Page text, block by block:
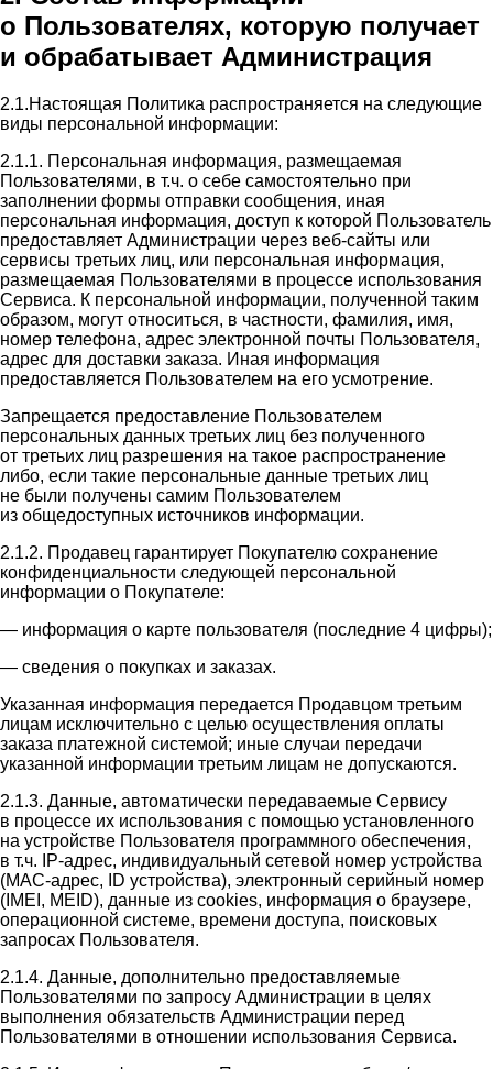
о Пользователях, которую получает
и обрабатывает Администрация
2.1.Настоящая Политика распространяется на следующие
виды персональной информации:
2.1.1. Персональная информация, размещаемая
Пользователями, в т.ч. о себе самостоятельно при
заполнении формы отправки сообщения, иная
персональная информация, доступ к которой Пользователь
предоставляет Администрации через веб-сайты или
сервисы третьих лиц, или персональная информация,
размещаемая Пользователями в процессе использования
Сервиса. К персональной информации, полученной таким
образом, могут относиться, в частности, фамилия, имя,
номер телефона, адрес электронной почты Пользователя,
адрес для доставки заказа. Иная информация
предоставляется Пользователем на его усмотрение.
Запрещается предоставление Пользователем
персональных данных третьих лиц без полученного
от третьих лиц разрешения на такое распространение
либо, если такие персональные данные третьих лиц
не были получены самим Пользователем
из общедоступных источников информации.
2.1.2. Продавец гарантирует Покупателю сохранение
конфиденциальности следующей персональной
информации о Покупателе:
— информация о карте пользователя (последние 4 цифры);
— сведения о покупках и заказах.
Указанная информация передается Продавцом третьим
лицам исключительно с целью осуществления оплаты
заказа платежной системой; иные случаи передачи
указанной информации третьим лицам не допускаются.
2.1.3. Данные, автоматически передаваемые Сервису
в процессе их использования с помощью установленного
на устройстве Пользователя программного обеспечения,
в т.ч. IP-адрес, индивидуальный сетевой номер устройства
(MAC-адрес, ID устройства), электронный серийный номер
(IMEI, MEID), данные из cookies, информация о браузере,
операционной системе, времени доступа, поисковых
запросах Пользователя.
2.1.4. Данные, дополнительно предоставляемые
Пользователями по запросу Администрации в целях
выполнения обязательств Администрации перед
Пользователями в отношении использования Сервиса.